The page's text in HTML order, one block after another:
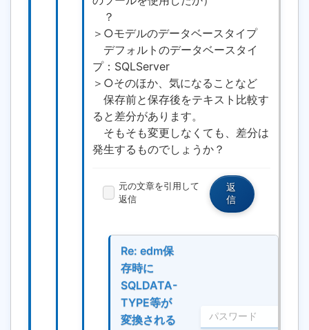
？
＞○モデルのデータベースタイプ
デフォルトのデータベースタイ
プ：SQLServer
＞○そのほか、気になることなど
保存前と保存後をテキスト比較す
ると差分があります。
そもそも変更しなくても、差分は
発生するものでしょうか？
元の文章を引用して
返信
返
信
Re: edm保
存時に
SQLDATA-
TYPE等が
変換される